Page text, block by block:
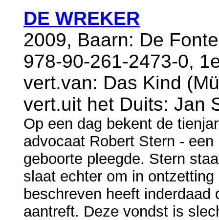
DE WREKER
2009, Baarn: De
978-90-261-2473-0,
vert.van: Das Kind (M
vert.uit het Duits: Jan
Op een dag bekent de
advocaat Robert Stern -
geboorte pleegde. Stern
slaat echter om in
beschreven heeft
aantreft. Deze vondst is